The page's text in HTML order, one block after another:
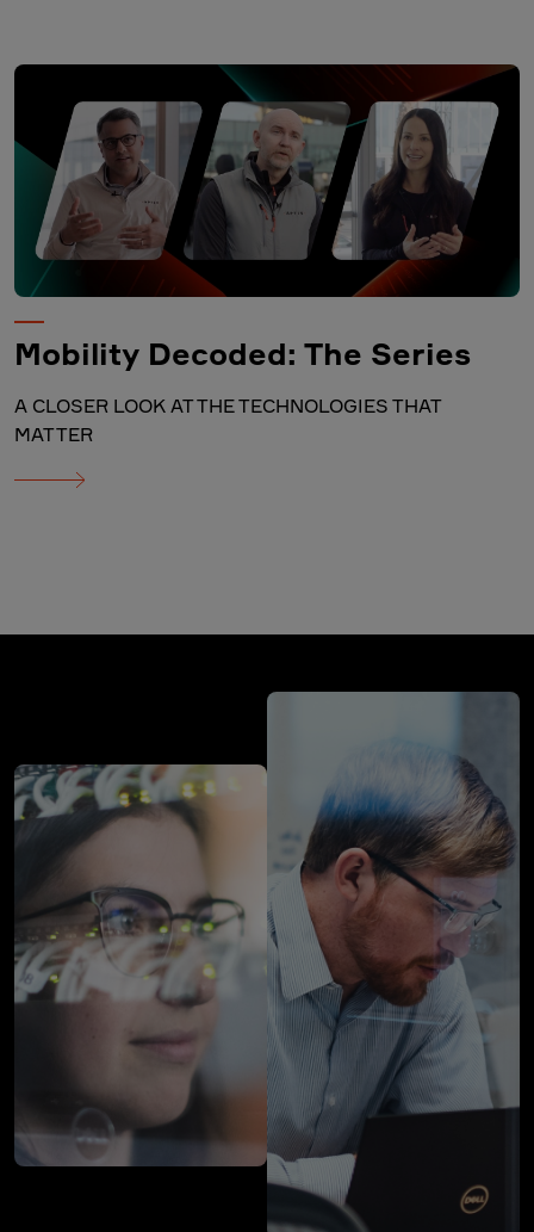
Mobility Decoded: The Series
A CLOSER LOOK AT THE TECHNOLOGIES THAT
MATTER